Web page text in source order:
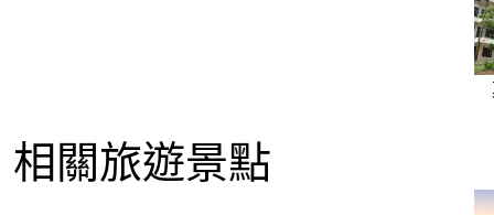
相關旅遊景點